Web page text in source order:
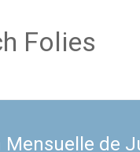
Folies
Mensuelle de